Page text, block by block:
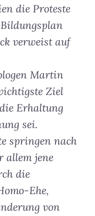
die Proteste
verweist auf
Martin
Ziel
Erhaltung
sei.
springen nach
allem jene
die
Ehe,
von